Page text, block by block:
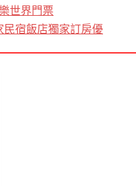
世界門票
民宿飯店獨家訂房優